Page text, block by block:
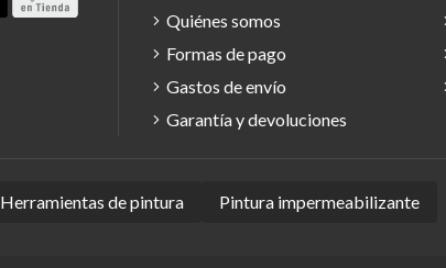
Quiénes somos
Formas de pago
Gastos de envío
Garantía y devoluciones
Herramientas de pintura Pintura impermeabilizante